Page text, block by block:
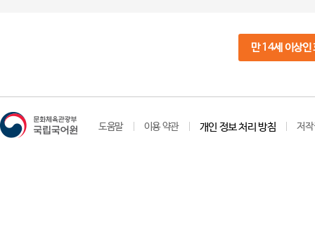
만 14세 이상인
도움말 이용 약관 개인 정보 처리 방침 저